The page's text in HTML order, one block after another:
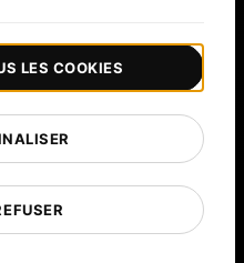
Conditions générales |
des données |
LES COOKIES